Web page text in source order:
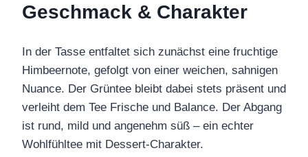
Geschmack & Charakter
In der Tasse entfaltet sich zunächst eine fruchtige
Himbeernote, gefolgt von einer weichen, sahnigen
Nuance. Der Grüntee bleibt dabei stets präsent und
verleiht dem Tee Frische und Balance. Der Abgang
ist rund, mild und angenehm süß – ein echter
Wohlfühltee mit Dessert-Charakter.